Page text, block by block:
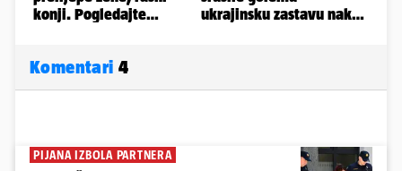
Komentari 4
PIJANA IZBOLA PARTNERA